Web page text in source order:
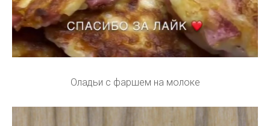
Оладьи с фаршем на молоке